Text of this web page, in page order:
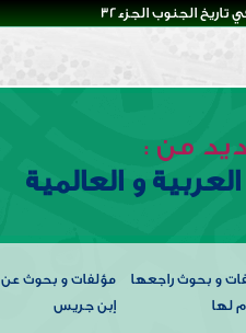
الجنوب الجزء32
من :
و العالمية
و بحوث راجعها
لها
مؤلفات و بحوث عن
إبن جريس